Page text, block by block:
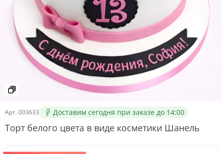
Арт. 003633 Доставим сегодня при заказе до 14:00
Торт белого цвета в виде косметики Шанель